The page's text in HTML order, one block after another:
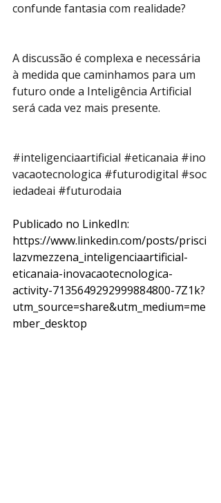
confunde fantasia com realidade?
A discussão é complexa e necessária
à medida que caminhamos para um
futuro onde a Inteligência Artificial
será cada vez mais presente.
#inteligenciaartificial #eticanaia #ino
vacaotecnologica #futurodigital #soc
iedadeai #futurodaia
Publicado no LinkedIn:
https://www.linkedin.com/posts/prisci
lazvmezzena_inteligenciaartificial-
eticanaia-inovacaotecnologica-
activity-7135649292999884800-7Z1k?
utm_source=share&utm_medium=me
mber_desktop